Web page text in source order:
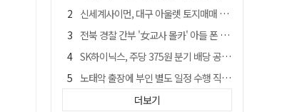
신세계사이먼, 대구 아울렛 토지매매 계약 체결… 사업 본궤도
전북 경찰 간부 '女교사 몰카' 아들 폰 부수고…"처벌 못하는 사안" 내부망에 글
SK하이닉스, 주당 375원 분기 배당 공시…"3분기 중 주주환원 방안 확정"
노태악 출장에 부인 별도 일정 수행 직원도…보고서엔 '공식일정 참석'
'새 아시아쿼터는 어떨까' 삼성 라이온즈, 새 얼굴 투수 미야모리 영입
더보기